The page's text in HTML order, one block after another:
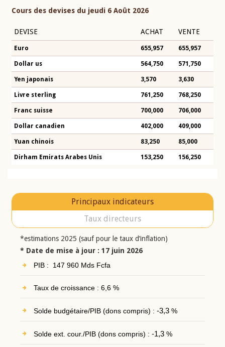
Cours des devises du jeudi 6 Août 2026
DEVISE ACHAT VENTE
Euro 655,957 655,957
Dollar us 564,750 571,750
Yen japonais 3,570 3,630
Livre sterling 761,250 768,250
Franc suisse 700,000 706,000
Dollar canadien 402,000 409,000
Yuan chinois 83,250 85,000
Dirham Emirats Arabes Unis 153,250 156,250
Principaux indicateurs
Taux directeurs
*estimations 2025 (sauf pour le taux d’inflation)
* Date de mise à jour : 17 juin 2026
PIB : 147 960 Mds Fcfa
Taux de croissance : 6,6 %
Solde budgétaire/PIB (dons compris) : -3,3%
Solde ext. cour./PIB (dons compris) : -1,3%